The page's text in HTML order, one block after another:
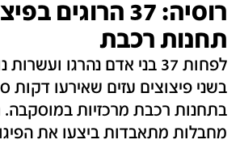
תחנות רכבת
לפחות 37 בני אדם נהרגו
בשני פיצוצים עזים שאירעו דקות
בתחנות רכבת מרכזיות
מחבלות מתאבדות ביצעו את